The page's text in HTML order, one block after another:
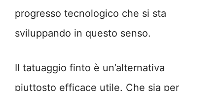
progresso tecnologico che si sta
sviluppando in questo senso.
Il tatuaggio finto è un’alternativa
piuttosto efficace utile. Che sia per